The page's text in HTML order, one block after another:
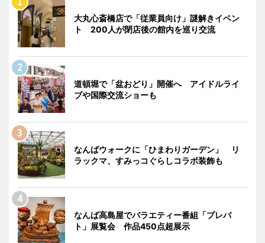
大丸心斎橋店で「従業員向け」謎解きイベン
ト 200人が閉店後の館内を巡り交流
道頓堀で「盆おどり」開催へ アイドルライ
ブや国際交流ショーも
なんばウォークに「ひまわりガーデン」 リ
ラックマ、すみっコぐらしコラボ装飾も
なんば高島屋でバラエティー番組「プレバ
ト」展覧会 作品450点超展示